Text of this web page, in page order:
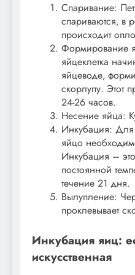
Спаривание:
спариваются‚ в
происходит
Формирование
яйцеклетка
яйцеводе‚
скорлупу. Этот
24-26 часов.
Несение яйца:
Инкубация:
яйцо
Инкубация –
постоянной
течение 21 дня.
Вылупление:
проклевывает
Инкубация яиц:
искусственная